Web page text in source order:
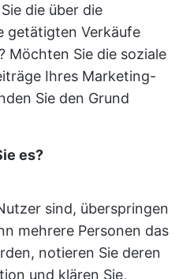
die über die
getätigten Verkäufe
Möchten Sie die soziale
Ihres Marketing-
Sie den Grund
es?
sind, überspringen
mehrere Personen das
notieren Sie deren
und klären Sie,